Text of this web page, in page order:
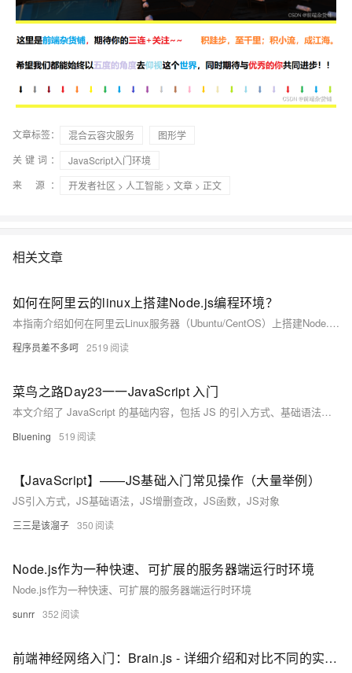
文章标签： 混合云容灾服务
图形学
关键词：
JavaScript入门环境
来 源：
开发者社区 > 人工智能 > 文章 > 正文
相关文章
如何在阿里云的linux上搭建Node.js编程环境？
本指南介绍如何在阿里云Linux服务器（Ubuntu/CentOS）上搭建Node.js环境，包含两种安装方式：包管理器快速安装和NVM多版本管理。同时覆盖全局npm工具配置、应用部署示例（如Express服务）、PM2持久化运行、阿里云安全组设置及外部访问验证等步骤，助你完成开发与生产环境的搭建。
程序员差不多呵 2519
菜鸟之路Day23一一JavaScript 入门
本文介绍了 JavaScript 的基础内容，包括 JS 的引入方式、基础语法、数据类型、运算符、类型转换、函数、对象（如 Array、String、自定义对象、JSON、BOM 和 DOM）、事件监听，以及 Vue 框架的初步使用。重点讲解了内部和外部脚本的引入、变量声明（var、let、const）、常见输出语句、数组与字符串的操作方法、DOM 操作及事件绑定，并通过实例展示了 Vue 的双向数据绑定和常用指令（v-bind、v-model、v-on、v-if、v-for 等）。
Bluening 519
【JavaScript】——JS基础入门常见操作（大量举例）
JS引入方式，JS基础语法，JS增删查改，JS函数，JS对象
三三是该溜子 350
Node.js作为一种快速、可扩展的服务器端运行时环境
Node.js作为一种快速、可扩展的服务器端运行时环境
sunrr 352
前端神经网络入门：Brain.js - 详细介绍和对比不同的实现 - CNN、RNN、DNN、FFNN -无需准备环境打开浏览器即可测试运行-支持WebGPU加速